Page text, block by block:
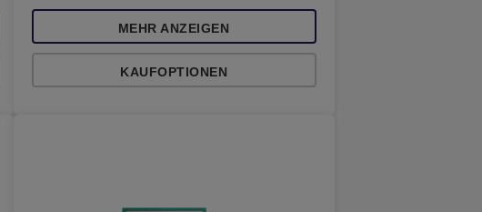
MEHR ANZEIGEN
KAUFOPTIONEN